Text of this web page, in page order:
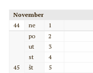
November
44
ne 1
45
po
2
ut
3
st
4
št
5